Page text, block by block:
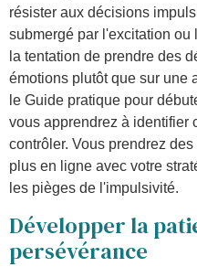
résister aux décisions
submergé par l'excitation ou
la tentation de prendre des
émotions plutôt que sur une
le Guide pratique pour
vous apprendrez à identifier
contrôler. Vous prendrez
plus en ligne avec votre
les pièges de l'impulsivité.
Développer la
persévérance